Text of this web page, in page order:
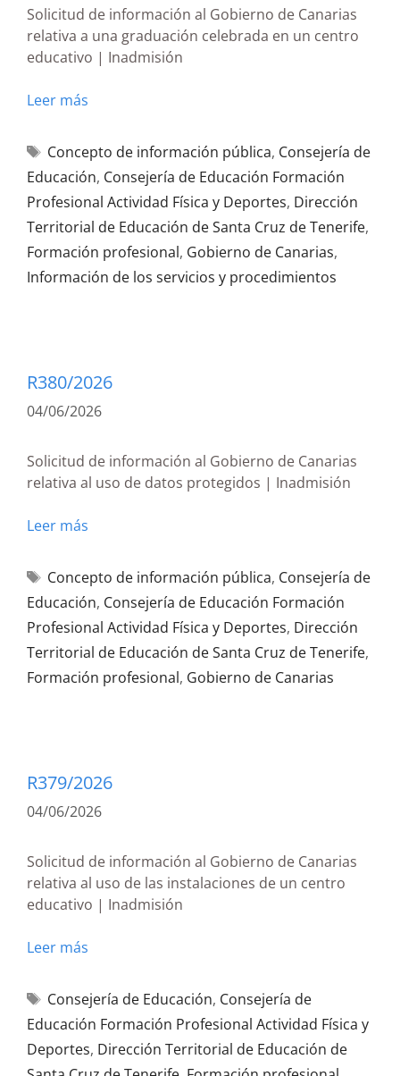
Solicitud de información al Gobierno de Canarias
relativa a una graduación celebrada en un centro
educativo | Inadmisión
Leer más
Concepto de información pública, Consejería de
Educación, Consejería de Educación Formación
Profesional Actividad Física y Deportes, Dirección
Territorial de Educación de Santa Cruz de Tenerife,
Formación profesional, Gobierno de Canarias,
Información de los servicios y procedimientos
R380/2026
04/06/2026
Solicitud de información al Gobierno de Canarias
relativa al uso de datos protegidos | Inadmisión
Leer más
Concepto de información pública, Consejería de
Educación, Consejería de Educación Formación
Profesional Actividad Física y Deportes, Dirección
Territorial de Educación de Santa Cruz de Tenerife,
Formación profesional, Gobierno de Canarias
R379/2026
04/06/2026
Solicitud de información al Gobierno de Canarias
relativa al uso de las instalaciones de un centro
educativo | Inadmisión
Leer más
Consejería de Educación, Consejería de
Educación Formación Profesional Actividad Física y
Deportes, Dirección Territorial de Educación de